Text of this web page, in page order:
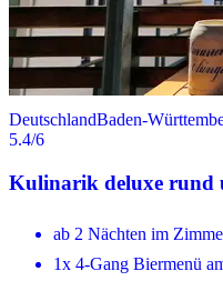
DeutschlandBaden-
5.4/6
Kulinarik deluxe rund
ab 2 Nächten im
1x 4-Gang Biermenü